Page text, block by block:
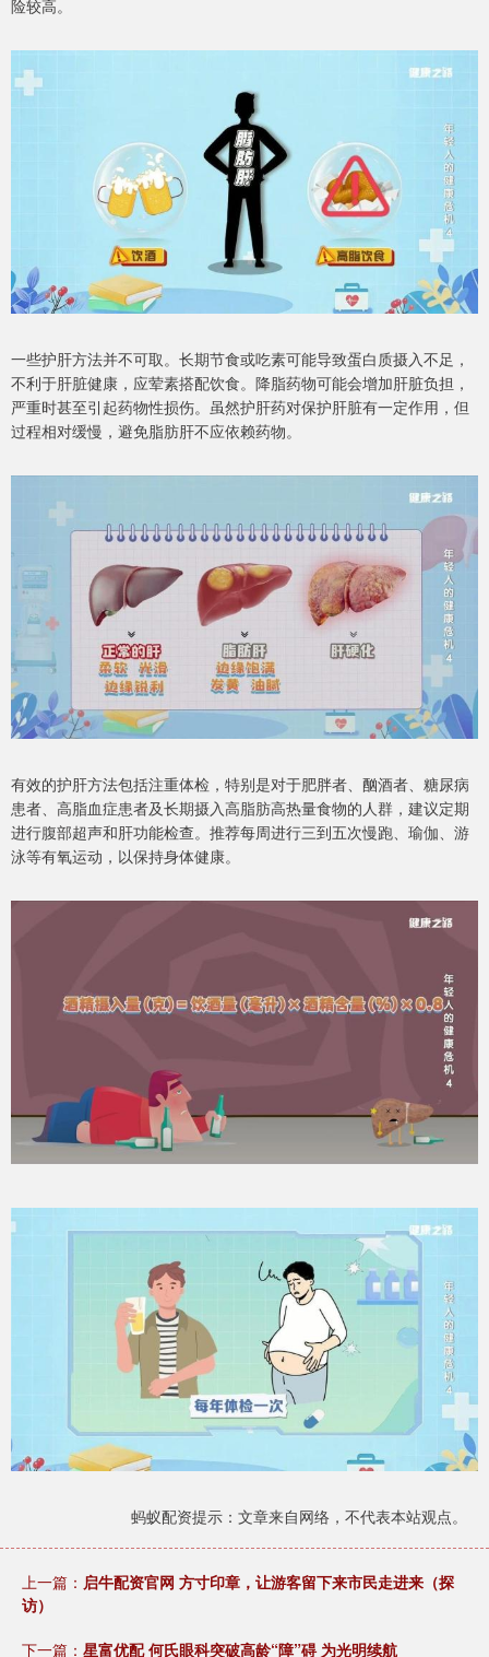
险较高。
一些护肝方法并不可取。长期节食或吃素可能导致蛋白质摄入不足，
不利于肝脏健康，应荤素搭配饮食。降脂药物可能会增加肝脏负担，
严重时甚至引起药物性损伤。虽然护肝药对保护肝脏有一定作用，但
过程相对缓慢，避免脂肪肝不应依赖药物。
有效的护肝方法包括注重体检，特别是对于肥胖者、酗酒者、糖尿病
患者、高脂血症患者及长期摄入高脂肪高热量食物的人群，建议定期
进行腹部超声和肝功能检查。推荐每周进行三到五次慢跑、瑜伽、游
泳等有氧运动，以保持身体健康。
蚂蚁配资提示：文章来自网络，不代表本站观点。
上一篇： 启牛配资官网 方寸印章，让游客留下来市民走进来（探
访）
下一篇： 星富优配 何氏眼科突破高龄“障”碍 为光明续航